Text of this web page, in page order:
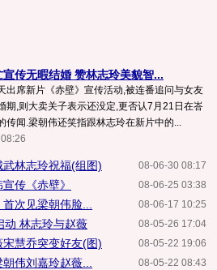
宣传无暇结婚 赞林志玲美貌智...
出席新片《赤壁》宣传活动,被连番追问与女友
期,则大卖关子表示还没定,更否认7月21日在峇
传闻.梁朝伟还笑指跟林志玲在新片中的...
08-06-30 08:17
林志玲祝福(组图)
08-06-25 03:38
传《赤壁》
08-06-17 10:25
次见梁朝伟脸...
08-05-26 17:04
动 林志玲与赵薇
08-05-22 19:06
慧乔突变好友(图)
08-05-22 08:43
伟刘嘉玲赵薇...